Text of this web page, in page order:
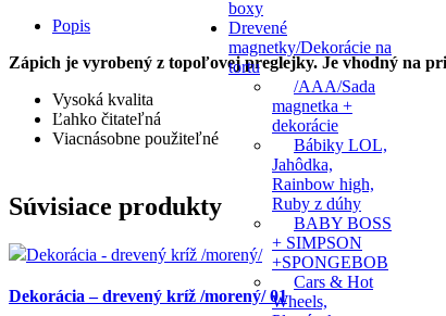
boxy
Drevené
magnetky/Dekorácie na
tortu
/AAA/Sada
magnetka +
dekorácie
Bábiky LOL,
Jahôdka,
Rainbow high,
Ruby z dúhy
BABY BOSS
+ SIMPSON
+SPONGEBOB
Cars & Hot
Wheels,
Popis
Zápich je vyrobený z topoľovej preglejky. Je vhodný na
Vysoká kvalita
Ľahko čitateľná
Viacnásobne použiteľné
Súvisiace produkty
Dekorácia – drevený kríž /morený/ 01